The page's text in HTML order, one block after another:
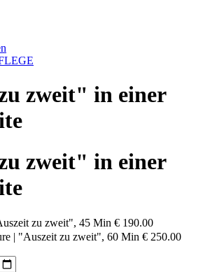
zweit" in einer
zweit" in einer
zu zweit", 45 Min € 190.00
| "Auszeit zu zweit", 60 Min € 250.00